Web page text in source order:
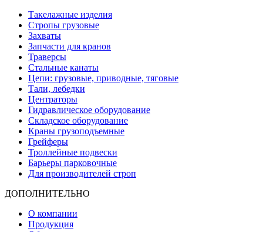
Такелажные изделия
Стропы грузовые
Захваты
Запчасти для кранов
Траверсы
Стальные канаты
Цепи: грузовые, приводные, тяговые
Тали, лебедки
Центраторы
Гидравлическое оборудование
Складское оборудование
Краны грузоподъемные
Грейферы
Троллейные подвески
Барьеры парковочные
Для производителей строп
ДОПОЛНИТЕЛЬНО
О компании
Продукция